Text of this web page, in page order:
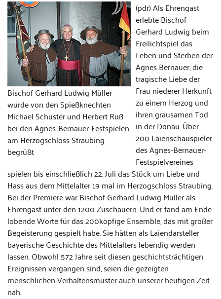
Bischof Gerhard Ludwig Müller
wurde von den Spießknechten
Michael Schuster und Herbert Ruß
bei den Agnes-Bernauer-Festspielen
am Herzogschloss Straubing
begrüßt
(pdr) Als Ehrengast
erlebte Bischof
Gerhard Ludwig beim
Freilichtspiel das
Leben und Sterben der
Agnes Bernauer, die
tragische Liebe der
Frau niederer Herkunft
zu einem Herzog und
ihren grausamen Tod
in der Donau. Über
200 Laienschauspieler
des Agnes-Bernauer-
Festspielvereines
spielen bis einschließlich 22. Juli das Stück um Liebe und
Hass aus dem Mittelalter 19 mal im Herzogschloss Straubing.
Bei der Premiere war Bischof Gerhard Ludwig Müller als
Ehrengast unter den 1200 Zuschauern. Und er fand am Ende
lobende Worte für das 200köpfige Ensemble, das mit großer
Begeisterung gespielt habe. Sie hätten als Laiendarsteller
bayerische Geschichte des Mittelalters lebendig werden
lassen. Obwohl 572 Jahre seit diesen geschichtsträchtigen
Ereignissen vergangen sind, seien die gezeigten
menschlichen Verhaltensmuster auch unserer heutigen Zeit
nah.